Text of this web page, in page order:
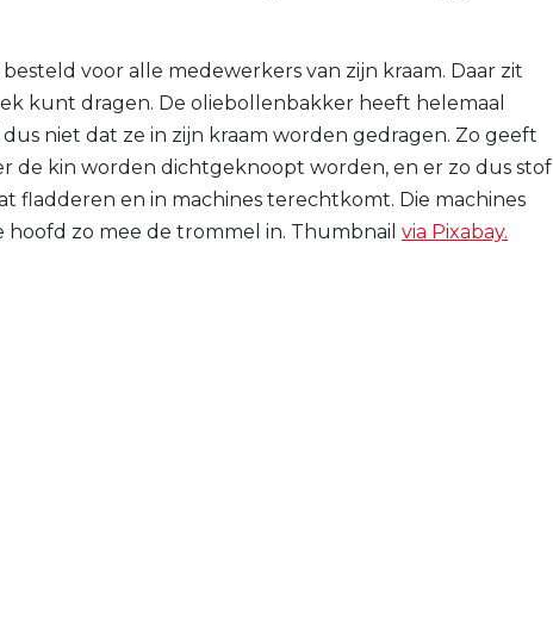
voor alle medewerkers van zijn kraam. Daar zit
kunt dragen. De oliebollenbakker heeft helemaal
niet dat ze in zijn kraam worden gedragen. Zo geeft
de kin worden dichtgeknoopt worden, en er zo dus stof
fladderen en in machines terechtkomt. Die machines
zo mee de trommel in. Thumbnail via Pixabay.